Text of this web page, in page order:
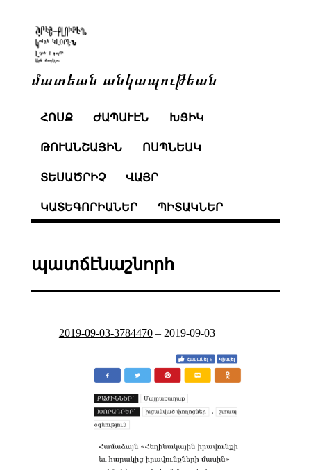
մատեան անկապութեան
ՀՈՍՔ ԺԱՊԱՒԷՆ ԽՑԻԿ
ԹՈՒԱՆՇԱՅԻՆ ՈՍՊՆԵԱԿ
ՏԵՍԱԾՐԻՉ ՎԱՅՐ
ԿԱՏԵԳՈՐԻԱՆԵՐ ՊԻՏԱԿՆԵՐ
պատճէնաշնորհ
2019-09-03-3784470– 2019-09-03